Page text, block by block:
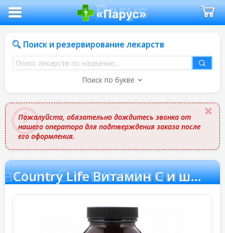
Поиск и резервирование лекарств
Поиск
лекарств
названию
Поиск по букве
Пожалуйста, обязательно дождитесь звонка от
нашего оператора для подтверждения заказа после
его оформления.
C и шиповникCountry Life Витамин C и шиповник